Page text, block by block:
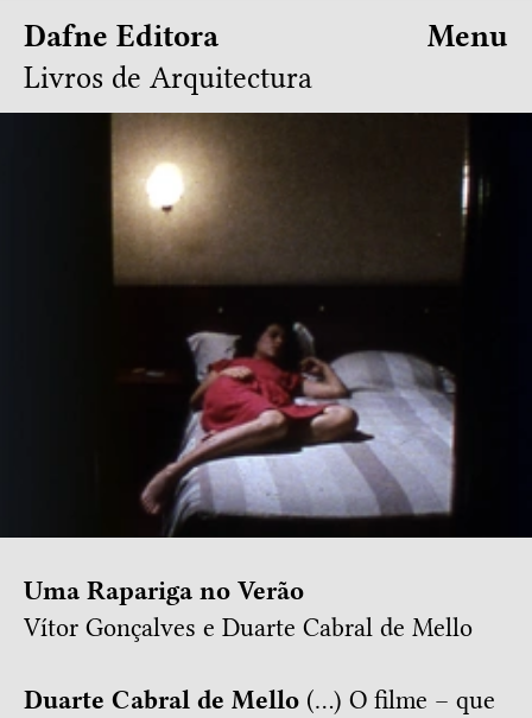
Dafne Editora
Livros de Arquitectura
Menu
Uma Rapariga no Verão
Vítor Gonçalves e Duarte Cabral de Mello
Duarte Cabral de Mello (…) O filme – que